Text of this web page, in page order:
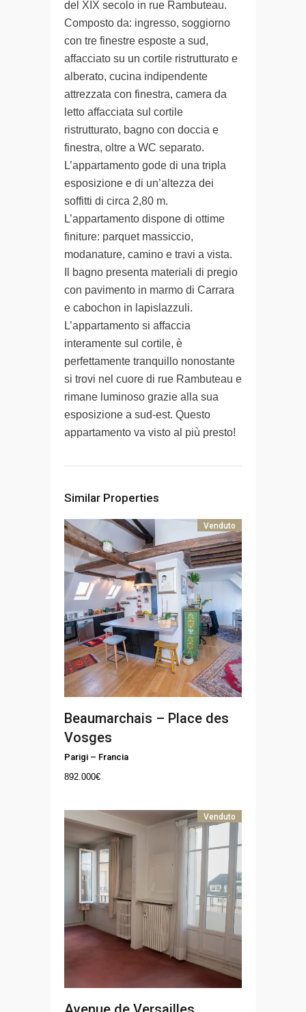
del XIX secolo in rue Rambuteau.
Composto da: ingresso, soggiorno
con tre finestre esposte a sud,
affacciato su un cortile ristrutturato e
alberato, cucina indipendente
attrezzata con finestra, camera da
letto affacciata sul cortile
ristrutturato, bagno con doccia e
finestra, oltre a WC separato.
L’appartamento gode di una tripla
esposizione e di un’altezza dei
soffitti di circa 2,80 m.
L’appartamento dispone di ottime
finiture: parquet massiccio,
modanature, camino e travi a vista.
Il bagno presenta materiali di pregio
con pavimento in marmo di Carrara
e cabochon in lapislazzuli.
L’appartamento si affaccia
interamente sul cortile, è
perfettamente tranquillo nonostante
si trovi nel cuore di rue Rambuteau e
rimane luminoso grazie alla sua
esposizione a sud-est. Questo
appartamento va visto al più presto!
Similar Properties
Venduto
Beaumarchais – Place des
Vosges
Parigi – Francia
892.000€
Venduto